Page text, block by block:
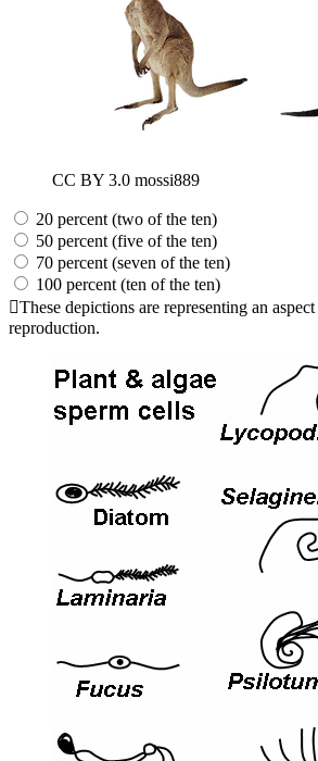
CC BY 3.0 mossi889
20 percent (two of the ten)
50 percent (five of the ten)
70 percent (seven of the ten)
100 percent (ten of the ten)
These depictions are representing an
reproduction.